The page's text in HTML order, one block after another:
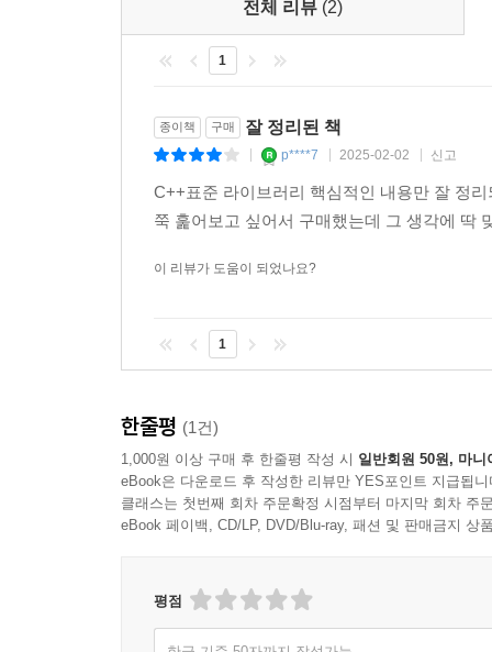
전체 리뷰 (2)
1
종이책 구매 잘 정리된 책
p****7 2025-02-02 신고
C++표준 라이브러리 핵심적인 내용만 잘 정
쭉 훑어보고 싶어서 구매했는데 그 생각에 딱
이 리뷰가 도움이 되었나요?
1
한줄평 (1건)
1,000원 이상 구매 후 한줄평 작성 시 일반회원 50원, 마니
eBook은 다운로드 후 작성한 리뷰만 YES포인트 지급됩니
클래스는 첫번째 회차 주문확정 시점부터 마지막 회차 주
eBook 페이백, CD/LP, DVD/Blu-ray, 패션 및 판매금지 상
평점